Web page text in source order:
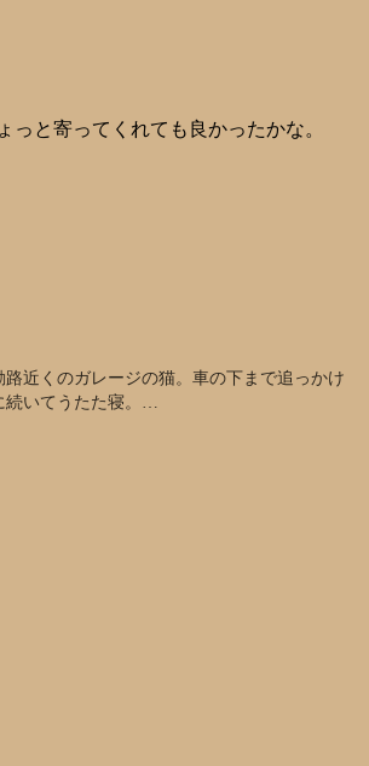
と寄ってくれても良かったかな。
近くのガレージの猫。車の下まで追っかけ
いてうたた寝。…